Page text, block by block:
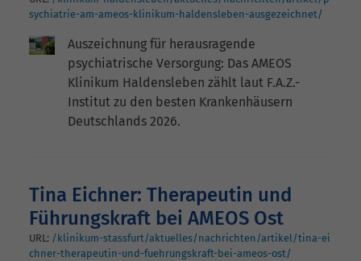
sychiatrie-am-ameos-klinikum-haldensleben-ausgezeichnet/
Auszeichnung für herausragende
psychiatrische Versorgung: Das AMEOS
Klinikum Haldensleben zählt laut F.A.Z.-
Institut zu den besten Krankenhäusern
Deutschlands 2026.
Tina Eichner: Therapeutin und
Führungskraft bei AMEOS Ost
URL: /klinikum-stassfurt/aktuelles/nachrichten/artikel/tina-ei
chner-therapeutin-und-fuehrungskraft-bei-ameos-ost/